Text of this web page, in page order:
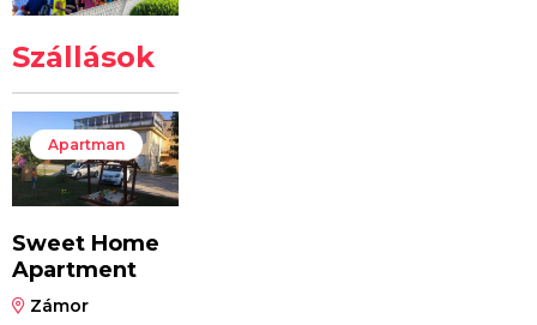
Szállások
Apartman
Sweet Home
Apartment
Zámor